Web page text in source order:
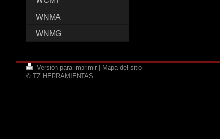
WNMA
WNMG
Versión para imprimir
Mapa del sitio
© TZ HERRAMIENTAS